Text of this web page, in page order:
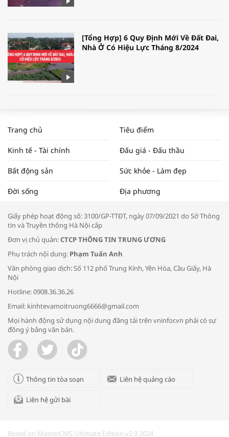
[Tổng Hợp] 6 Quy Định Mới Về Đất Đai,
Nhà Ở Có Hiệu Lực Tháng 8/2024
NAM NĂM 2024 VÀ NĂM 2025 | NHỊP
ĐẬP THỊ TRƯỜNG #62
Tọa đàm “Xúc tiến thương mại: Khơi
Bác sĩ tư vấn cách phòng tránh bệnh
đường hô hấp trong thời tiết giao mùa
Trao yêu thương cho em
Trang chủ Tiêu điểm
Kinh tế - Tài chính Đấu giá - Đấu thầu
Bất động sản Sức khỏe - Làm đẹp
Đời sống Địa phương
Giấy phép hoạt động số: 3100/GP-TTĐT, ngày 07/09/2021 do Sở Thông
tin và Truyền thông Hà Nội cấp
Đơn vị chủ quản:CTCP THÔNG TIN TRUNG ƯƠNG
Phụ trách nội dung: Phạm Tuấn Anh
Văn phòng giao dịch: Số 112 phố Trung Kính, Yên Hòa, Cầu Giấy, Hà
Nội
Hotline: 0908.36.36.26
Email: kinhtevamoitruong6666@gmail.com
Mọi hành động sử dụng nội dung đăng tải trên vninfor.vn phải có sự
đồng ý bằng văn bản.
Thông tin tòa soạn Liên hệ quảng cáo
Liên hệ gửi bài
Based on MasterCMS Ultimate Edition v2.9 2024